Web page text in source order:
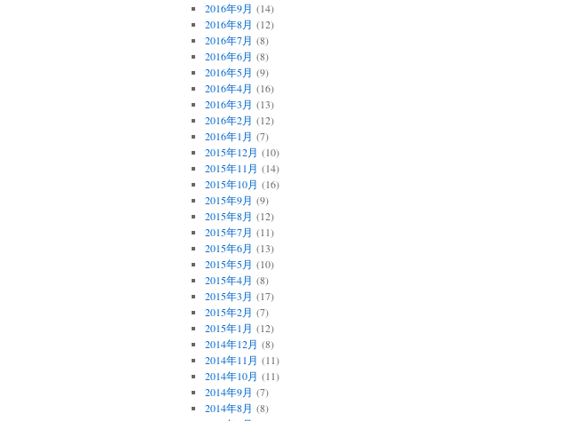
2016年9月 (14)
2016年8月 (12)
2016年7月 (8)
2016年6月 (8)
2016年5月 (9)
2016年4月 (16)
2016年3月 (13)
2016年2月 (12)
2016年1月 (7)
2015年12月 (10)
2015年11月 (14)
2015年10月 (16)
2015年9月 (9)
2015年8月 (12)
2015年7月 (11)
2015年6月 (13)
2015年5月 (10)
2015年4月 (8)
2015年3月 (17)
2015年2月 (7)
2015年1月 (12)
2014年12月 (8)
2014年11月 (11)
2014年10月 (11)
2014年9月 (7)
2014年8月 (8)